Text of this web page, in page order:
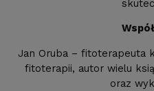
Jan Oruba – fitoterapeuta
fitoterapii, autor wielu
oraz